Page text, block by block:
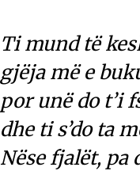
Ti mund të
gjëja më e
por unë do t’i
dhe ti s’do ta
Nëse fjalët, pa